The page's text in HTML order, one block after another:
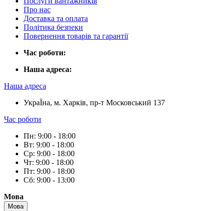
Про нас
Доставка та оплата
Політика безпеки
Повернення товарів та гарантії
Час роботи:
Наша адреса:
Наша адреса
УкраЇна, м. Харків, пр-т Московський 137
Час роботи
Пн: 9:00 - 18:00
Вт: 9:00 - 18:00
Ср: 9:00 - 18:00
Чт: 9:00 - 18:00
Пт: 9:00 - 18:00
Сб: 9:00 - 13:00
Мова
Мова